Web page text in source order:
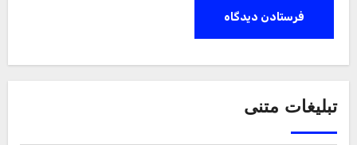
تبلیغات متنی